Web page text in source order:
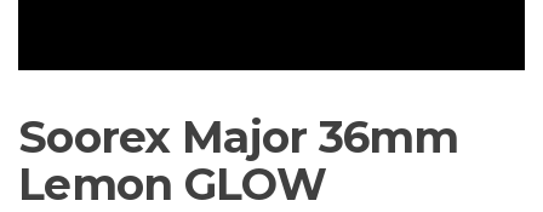
Soorex Major 36mm
Lemon GLOW